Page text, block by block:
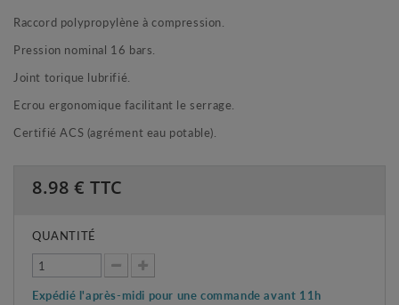
Raccord polypropylène à compression.
Pression nominal 16 bars.
Joint torique lubrifié.
Ecrou ergonomique facilitant le serrage.
Certifié ACS (agrément eau potable).
8.98 € TTC
QUANTITÉ
Expédié l'après-midi pour une commande avant 11h